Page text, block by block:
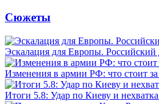
Сюжеты
Эскалация для Европы.
Изменения в армии РФ: что стоит
Итоги 5.8: Удар по Киеву и